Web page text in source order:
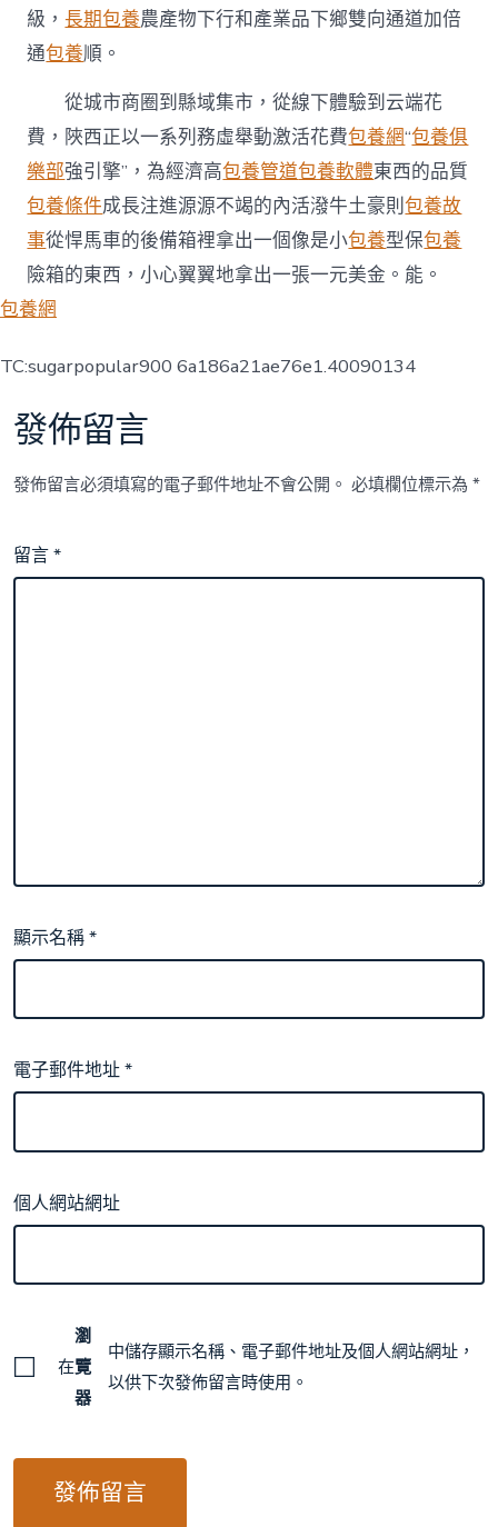
級，長期包養農產物下行和產業品下鄉雙向通道加倍
通包養順。
從城市商圈到縣域集市，從線下體驗到云端花
費，陜西正以一系列務虛舉動激活花費包養網“包養俱
樂部強引擎”，為經濟高包養管道包養軟體東西的品質
包養條件成長注進源源不竭的內活潑牛土豪則包養故
事從悍馬車的後備箱裡拿出一個像是小包養型保包養
險箱的東西，小心翼翼地拿出一張一元美金。能。
包養網
TC:sugarpopular900 6a186a21ae76e1.40090134
發佈留言
發佈留言必須填寫的電子郵件地址不會公開。 必填欄位標示為*
留言*
顯示名稱*
電子郵件地址*
個人網站網址
在
瀏
覽
器
中儲存顯示名稱、電子郵件地址及個人網站網址，
以供下次發佈留言時使用。